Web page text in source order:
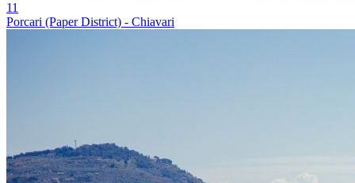
11
Porcari (Paper District) - Chiavari